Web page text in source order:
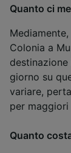
Quanto ci
Colonia a
giorno su
variare,
per
Quanto